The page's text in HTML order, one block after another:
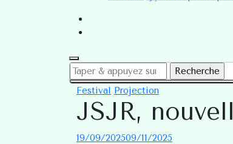
Looking
for
Something?
Festival Projection
JSJR,
19/09/202509/11/2025